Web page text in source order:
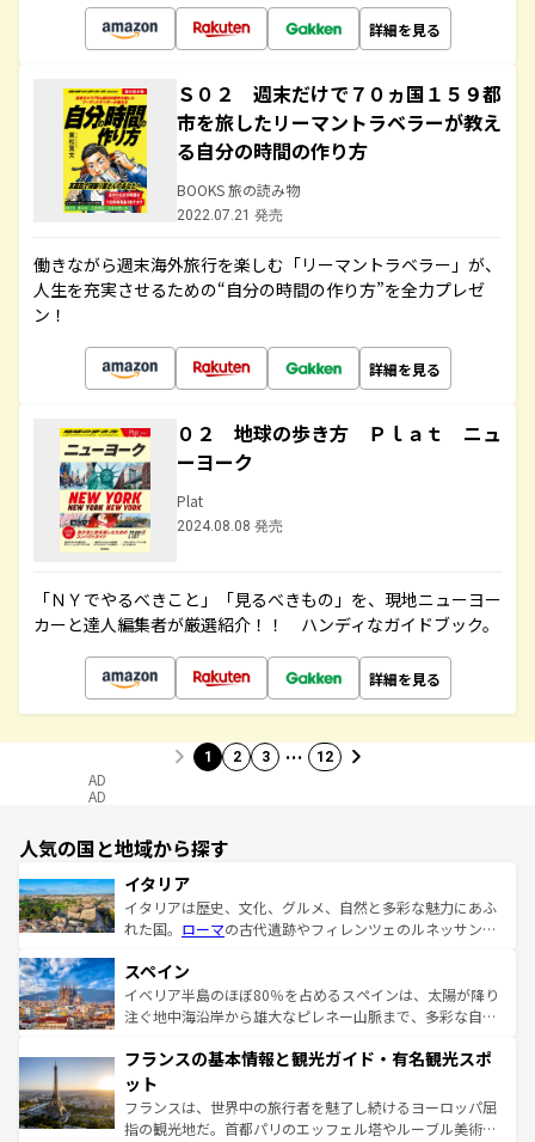
詳細を見る
Ｓ０２ 週末だけで７０ヵ国１５９都
市を旅したリーマントラベラーが教え
る自分の時間の作り方
BOOKS 旅の読み物
2022.07.21 発売
働きながら週末海外旅行を楽しむ「リーマントラベラー」が、
人生を充実させるための“自分の時間の作り方”を全力プレゼ
ン！
詳細を見る
０２ 地球の歩き方 Ｐｌａｔ ニュ
ーヨーク
Plat
2024.08.08 発売
「ＮＹでやるべきこと」「見るべきもの」を、現地ニューヨー
カーと達人編集者が厳選紹介！！ ハンディなガイドブック。
詳細を見る
1 2 3 … 12
AD
AD
人気の国と地域から探す
イタリア
イタリアは歴史、文化、グルメ、自然と多彩な魅力にあふ
れた国。 ローマの古代遺跡やフィレンツェのルネッサンス
ろん、トスカーナの美しい田園風景やアマルフィ海岸の絶
景など、自然景観も見逃せない。観光の合間には、本場の
ピザやパスタなど、絶品のイタリア料理を堪能することも
ませてくれるイタリアで、忘れられない旅をしてみよう！
なお、新着のイタリア情報は
しい。
スペイン
イベリア半島のほぼ80％を占めるスペインは、太陽が降り
注ぐ地中海沿岸から雄大なピレネー山脈まで、多彩な自然
文化が根付くこの国では、情熱的なフラメンコ、熱気あふ
れる闘牛、そして美味しいタパスが生活の一部となってい
る。首都マドリードの洗練された雰囲気や、バルセロナの
アートに溢れた街角から、地方では古代ローマ遺跡や中世
フランスの基本情報と観光ガイド・有名観光スポ
ット
フランスは、世界中の旅行者を魅了し続けるヨーロッパ屈
指の観光地だ。首都パリのエッフェル塔やルーブル美術館